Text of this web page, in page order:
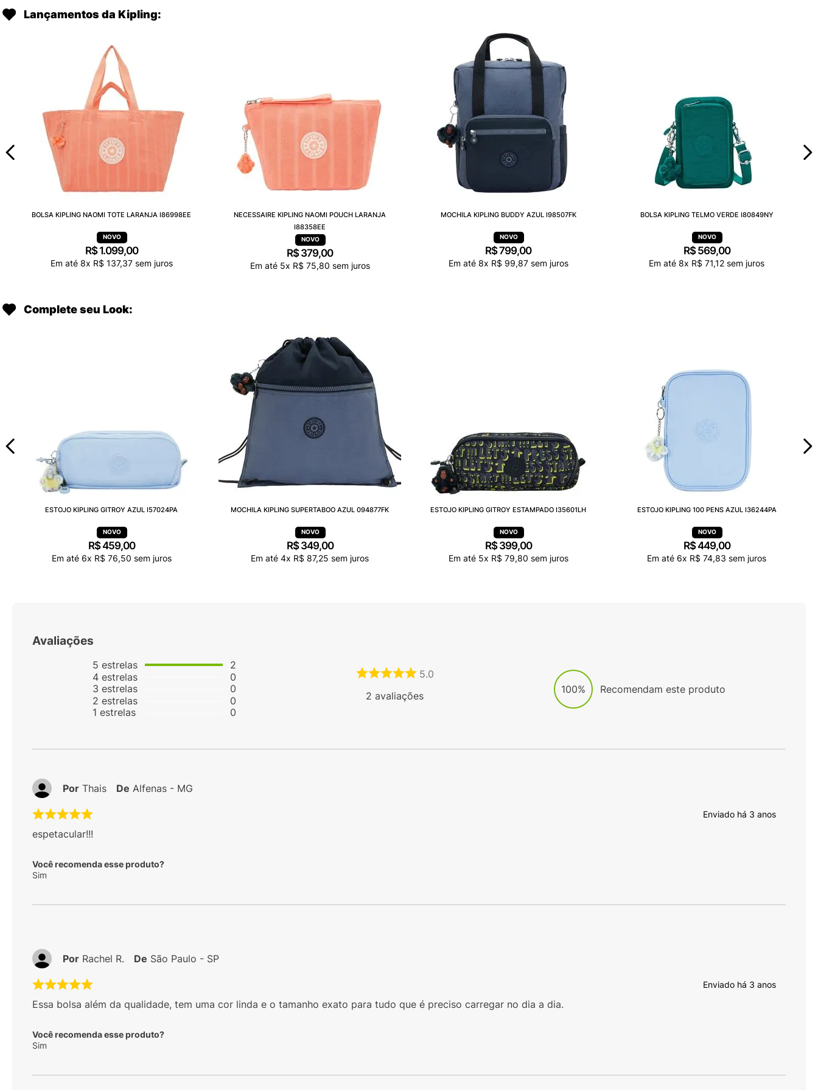
Lançamentos da Kipling:
BOLSA KIPLING NAOMI TOTE LARANJA I86998EE
R$ 1.099,00
Em até 8x R$ 137,37sem juros
NECESSAIRE KIPLING NAOMI POUCH LARANJA
I88358EE
R$ 379,00
Em até 5x R$ 75,80 sem juros
MOCHILA KIPLING BUDDY AZUL I98507FK
R$799,00
Em até 8x R$ 99,87sem juros
BOLSA KIPLING TELMO VERDE I80849NY
R$ 569,00
Em até 8x R$ 71,12 sem juros
Complete seu Look:
ESTOJO KIPLING GITROY AZUL I57024PA
R$459,00
Em até 6x R$ 76,50 sem juros
MOCHILA KIPLING SUPERTABOO AZUL 094877FK
R$ 349,00
Em até 4x R$ 87,25 sem juros
ESTOJO KIPLING GITROY ESTAMPADO I35601LH
R$ 399,00
Em até 5x R$ 79,80 sem juros
ESTOJO KIPLING 100 PENS AZUL I36244PA
R$449,00
Em até 6x R$ 74,83 sem juros
Avaliações
5 estrelas
4estrelas
3 estrelas
2 estrelas
1 estrelas
2
0
0
0
0
5.0
2 avaliações
100% Recomendam este produto
Enviado há 3 anos
espetacular!!!
Você recomenda esse produto?
Sim
Por Thais De Alfenas - MG
Enviado há 3 anos
Essa bolsa além da qualidade, tem uma cor linda e o tamanho exato para tudo que é preciso carregar no dia a dia.
Você recomenda esse produto?
Sim
Por Rachel R. De São Paulo - SP